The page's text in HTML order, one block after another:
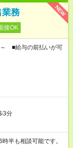
NEW
業務
接OK
■給与の前払いが可
3分
半も相談可能です。